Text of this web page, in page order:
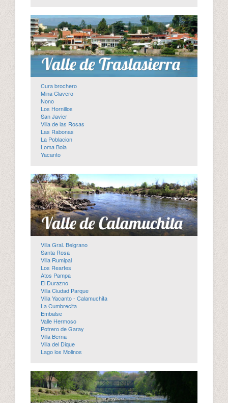
Cura brochero
Mina Clavero
Nono
Los Hornillos
San Javier
Villa de las Rosas
Las Rabonas
La Poblacion
Loma Bola
Yacanto
Villa Gral. Belgrano
Santa Rosa
Villa Rumipal
Los Reartes
Atos Pampa
El Durazno
Villa Ciudad Parque
Villa Yacanto - Calamuchita
La Cumbrecita
Embalse
Valle Hermoso
Potrero de Garay
Villa Berna
Villa del Dique
Lago los Molinos